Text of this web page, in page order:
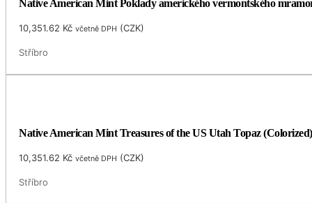
Native American Mint Poklady amerického vermontského
10,351.62 Kč včetně DPH (CZK)
Stříbro
Native American Mint Treasures of the US Utah Topaz
10,351.62 Kč včetně DPH (CZK)
Stříbro